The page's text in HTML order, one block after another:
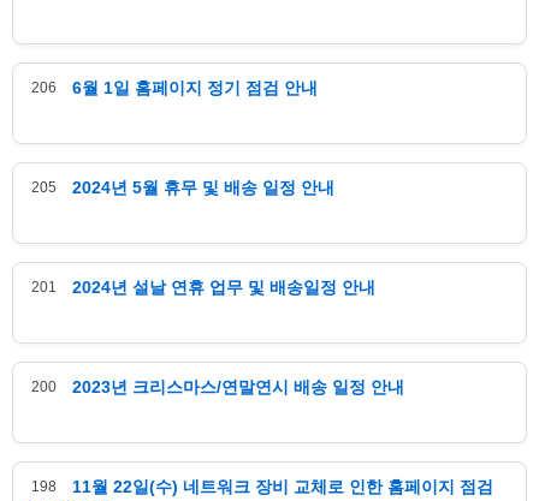
206 6월 1일 홈페이지 정기 점검 안내
205 2024년 5월 휴무 및 배송 일정 안내
201 2024년 설날 연휴 업무 및 배송일정 안내
200 2023년 크리스마스/연말연시 배송 일정 안내
198
11월 22일(수) 네트워크 장비 교체로 인한 홈페이지 점검